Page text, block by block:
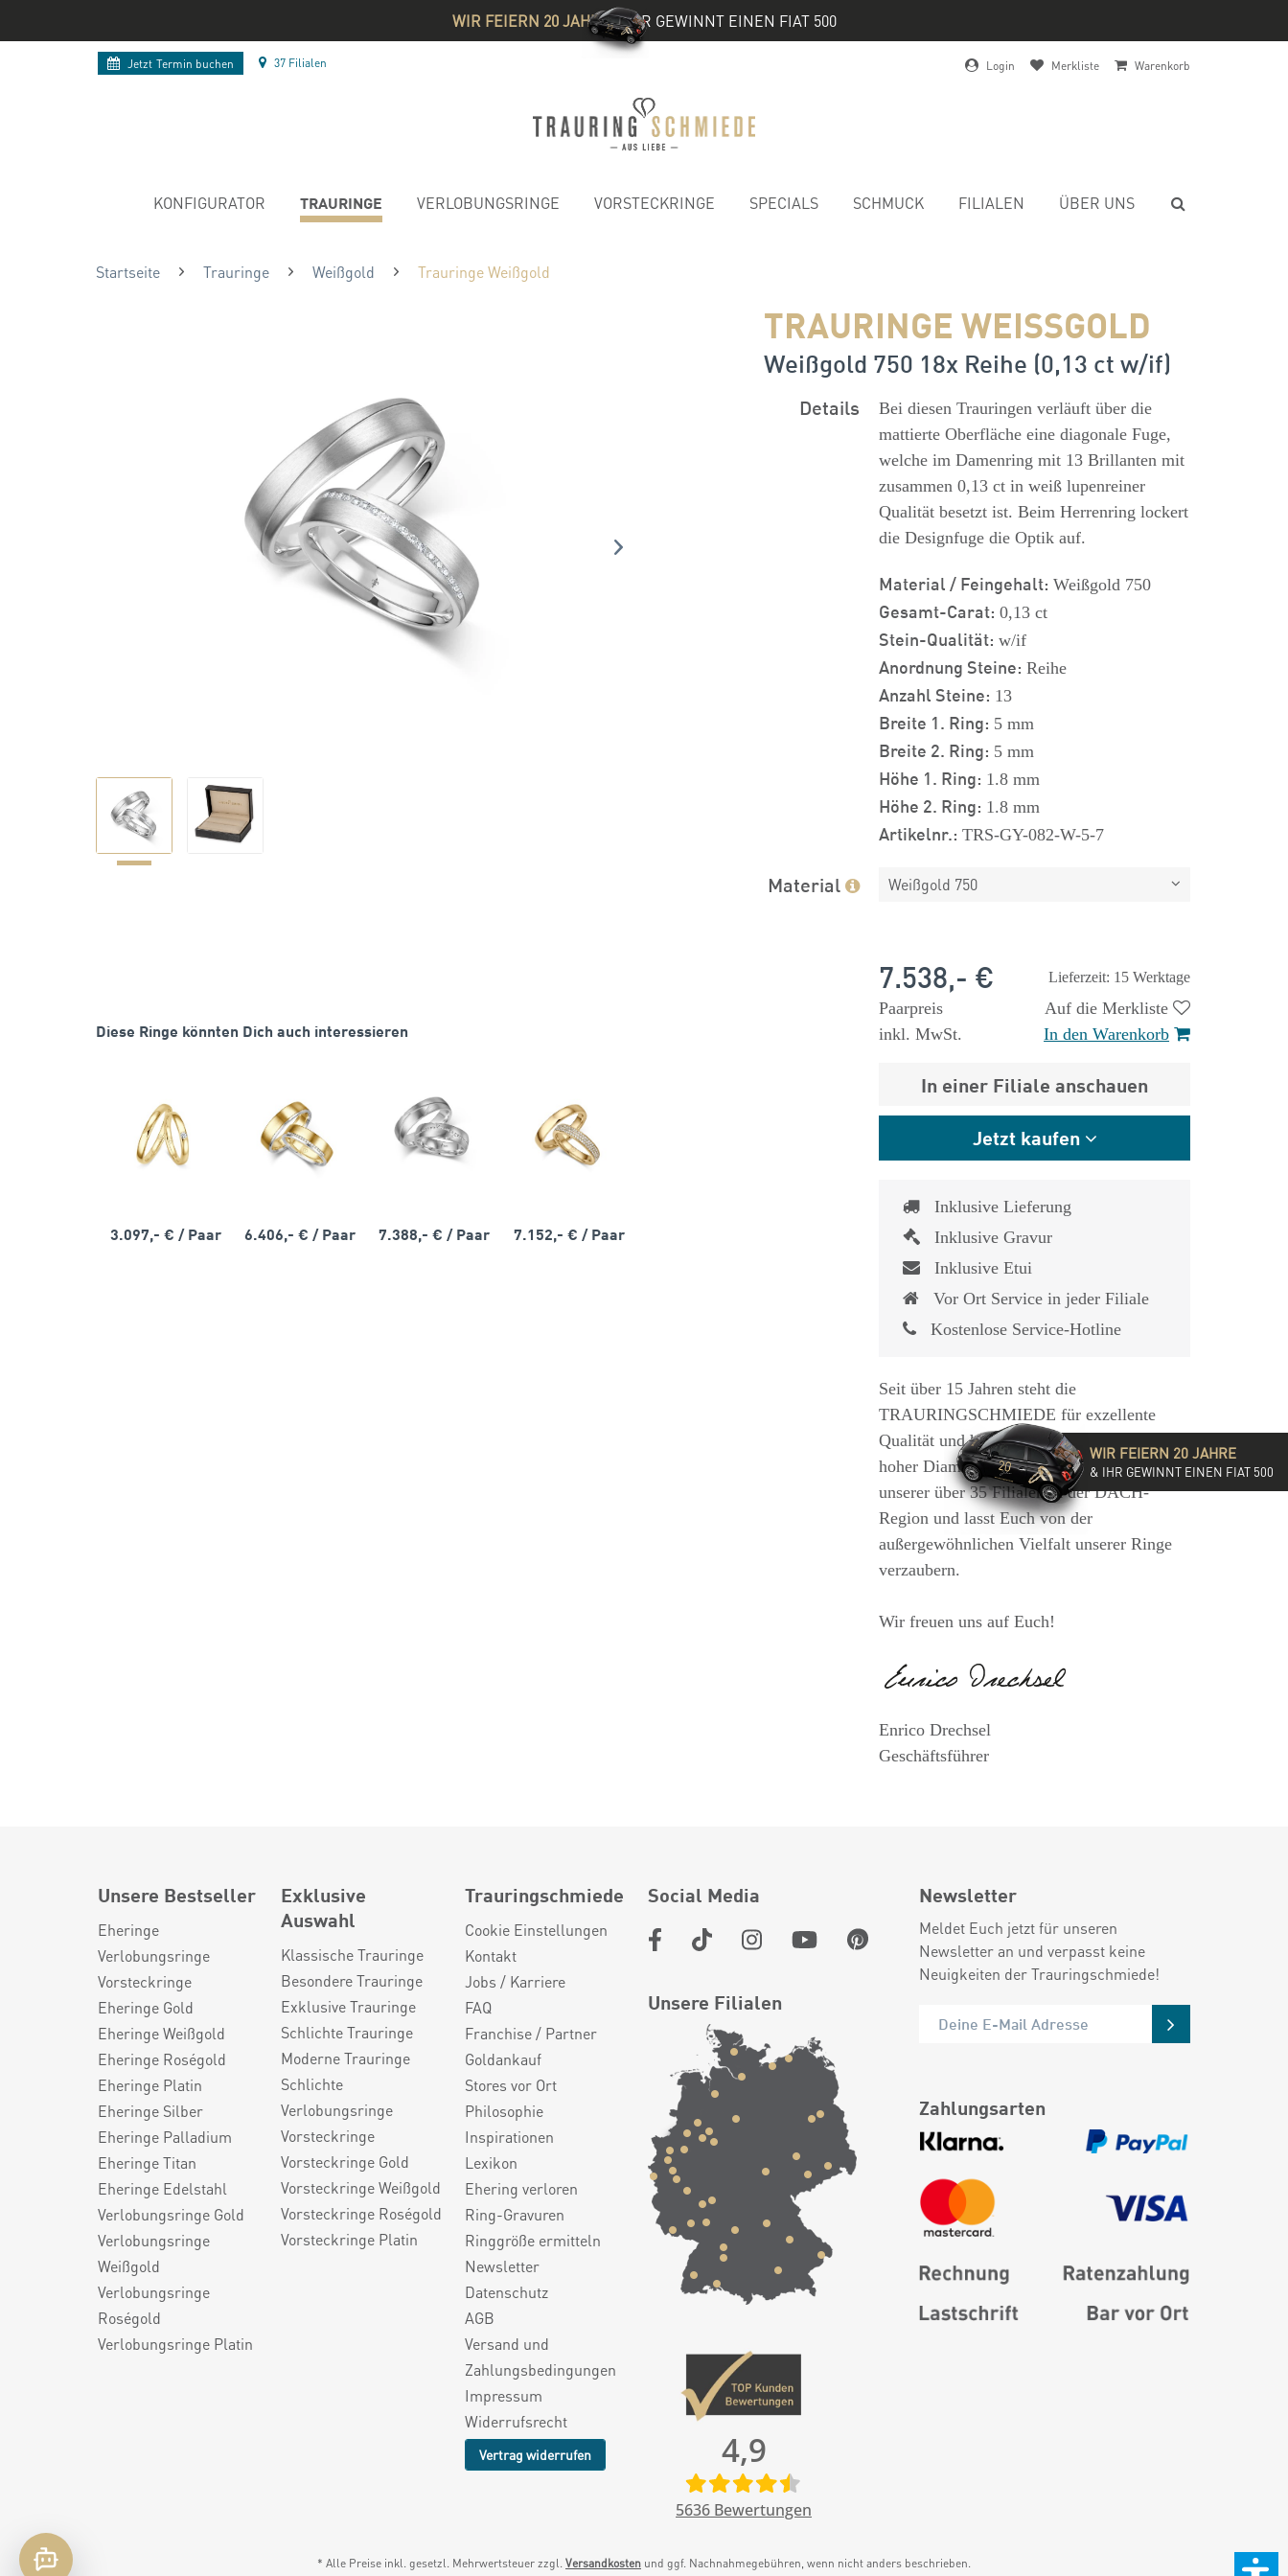
WIR FEIERN 20 JAHRE& IHR GEWINNT EINEN FIAT 500
Jetzt Termin buchen 37 Filialen Login Merkliste Warenkorb
KONFIGURATOR TRAURINGE VERLOBUNGSRINGE VORSTECKRINGE SPECIALS SCHMUCK FILIALEN ÜBER UNS
Startseite Trauringe Weißgold Trauringe Weißgold
TRAURINGE WEISSGOLD
Weißgold 750 18x Reihe (0,13 ct w/if)
Diese Ringe könnten Dich auch interessieren
3.097,- € / Paar 6.406,- €/ Paar 7.388,- €/ Paar 7.152,- € / Paar
Details
Bei diesen Trauringen verläuft über die
mattierte Oberfläche eine diagonale Fuge,
welche im Damenring mit 13 Brillanten mit
zusammen 0,13 ct in weiß lupenreiner
Qualität besetzt ist. Beim Herrenring lockert
die Designfuge die Optik auf.
Material / Feingehalt: Weißgold 750
Gesamt-Carat: 0,13 ct
Stein-Qualität: w/if
Anordnung Steine: Reihe
Anzahl Steine: 13
Breite 1. Ring: 5 mm
Breite 2. Ring: 5 mm
Höhe 1. Ring: 1.8 mm
Höhe 2. Ring: 1.8 mm
Artikelnr.: TRS-GY-082-W-5-7
Material Weißgold 750
Lieferzeit: 15 Werktage
7.538,- €
Paarpreis
inkl. MwSt.
Auf die Merkliste
In den Warenkorb
In einer Filiale anschauen
Jetzt kaufen
Inklusive Lieferung
Inklusive Gravur
Inklusive Etui
Vor Ort Service in jeder Filiale
Kostenlose Service-Hotline
Seit über 15 Jahren steht die
TRAURINGSCHMIEDE für exzellente
Qualität und hochwertige Beratung mit
hoher Diamantkompetenz. Besucht eine
unserer über 35 Filialen in der DACH-
Region und lasst Euch von der
außergewöhnlichen Vielfalt unserer Ringe
verzaubern.
Wir freuen uns auf Euch!
Enrico Drechsel
Geschäftsführer
Unsere Bestseller
Eheringe
Verlobungsringe
Vorsteckringe
Eheringe Gold
Eheringe Weißgold
Eheringe Roségold
Eheringe Platin
Eheringe Silber
Eheringe Palladium
Eheringe Titan
Eheringe Edelstahl
Verlobungsringe Gold
Verlobungsringe
Weißgold
Verlobungsringe
Roségold
Verlobungsringe Platin
Exklusive
Auswahl
Klassische Trauringe
Besondere Trauringe
Exklusive Trauringe
Schlichte Trauringe
Moderne Trauringe
Schlichte
Verlobungsringe
Vorsteckringe
Vorsteckringe Gold
Vorsteckringe Weißgold
Vorsteckringe Roségold
Vorsteckringe Platin
Trauringschmiede
Cookie Einstellungen
Kontakt
Jobs / Karriere
FAQ
Franchise / Partner
Goldankauf
Stores vor Ort
Philosophie
Inspirationen
Lexikon
Ehering verloren
Ring-Gravuren
Ringgröße ermitteln
Newsletter
Datenschutz
AGB
Versand und
Zahlungsbedingungen
Impressum
Widerrufsrecht
Vertrag widerrufen
Social Media
Unsere Filialen
4,9
5636 Bewertungen
Newsletter
Meldet Euch jetzt für unseren
Newsletter an und verpasst keine
Neuigkeiten der Trauringschmiede!
Zahlungsarten
* Alle Preise inkl. gesetzl. Mehrwertsteuer zzgl. Versandkosten und ggf. Nachnahmegebühren, wenn nicht anders beschrieben.
WIR FEIERN 20 JAHRE
& IHR GEWINNT EINEN FIAT 500